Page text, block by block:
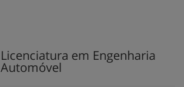
Licenciatura em Engenharia
Automóvel